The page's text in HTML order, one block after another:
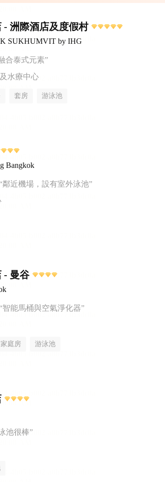
- 洲際酒店及度假村
SUKHUMVIT by IHG
合泰式元素”
水療中心
套房 游泳池
Bangkok
“鄰近機場，設有室外泳池”
- 曼谷
“智能馬桶與空氣淨化器”
家庭房 游泳池
池很棒”